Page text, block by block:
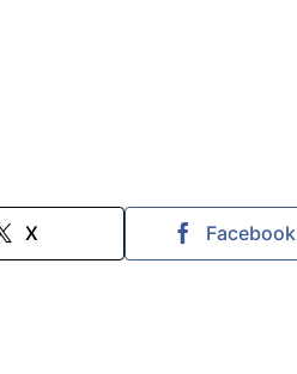
X Facebook